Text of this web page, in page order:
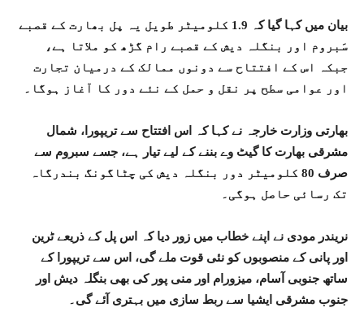
بیان میں کہا گیا کہ 1.9 کلومیٹر طویل یہ پل بھارت کے قصبے
سَبروم اور بنگلہ دیش کے قصبے رام گڑھ کو ملاتا ہے،
جبکہ اس کے افتتاح سے دونوں ممالک کے درمیان تجارت
اور عوامی سطح پر نقل و حمل کے نئے دور کا آغاز ہوگا۔
بھارتی وزارت خارجہ نے کہا کہ اس افتتاح سے تریپورا، شمال
مشرقی بھارت کا گیٹ وے بننے کے لیے تیار ہے، جسے سبروم سے
صرف 80 کلومیٹر دور بنگلہ دیش کی چٹاگونگ بندرگاہ
تک رسائی حاصل ہوگی۔
نریندر مودی نے اپنے خطاب میں زور دیا کہ اس پل کے ذریعے ٹرین
اور پانی کے منصوبوں کو نئی قوت ملے گی، اس سے تریپورا کے
ساتھ جنوبی آسام، میزورام اور منی پور کی بھی بنگلہ دیش اور
جنوب مشرقی ایشیا سے ربط سازی میں بہتری آئے گی۔